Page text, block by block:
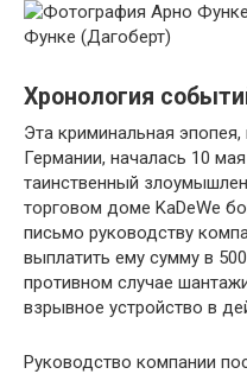
Функе (Дагоберт)
Хронология
Эта криминальная
Германии, началась 10
таинственный
торговом доме KaDeWe
письмо руководству
выплатить ему сумму в
противном случае
взрывное устройство в
Руководство компании